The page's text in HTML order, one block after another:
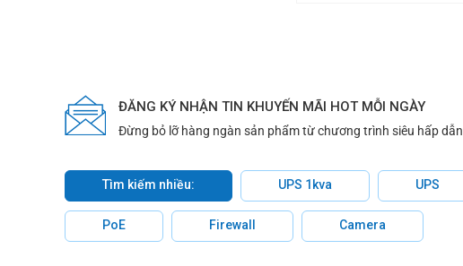
ĐĂNG KÝ NHẬN TIN KHUYẾN MÃI HOT MỖI NGÀY
Đừng bỏ lỡ hàng ngàn sản phẩm từ chương trình siêu hấp dẫn
Tìm kiếm nhiều: UPS 1kva UPS
PoE Firewall Camera